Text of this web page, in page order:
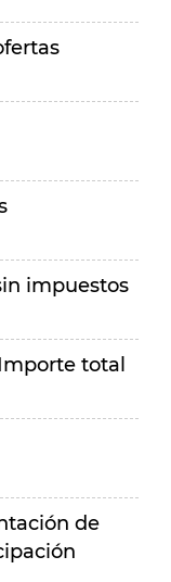
impuestos
total
de